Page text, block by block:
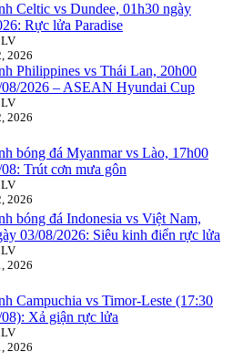
Celtic vs Dundee, 01h30 ngày
Rực lửa Paradise
2026
Philippines vs Thái Lan, 20h00
08/2026 – ASEAN Hyundai Cup
2026
bóng đá Myanmar vs Lào, 17h00
Trút cơn mưa gôn
2026
bóng đá Indonesia vs Việt Nam,
03/08/2026: Siêu kinh điển rực lửa
2026
Campuchia vs Timor-Leste (17:30
Xả giận rực lửa
2026